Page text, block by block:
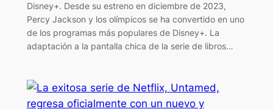
Disney+. Desde su estreno en diciembre de 2023,
Percy Jackson y los olímpicos se ha convertido en uno
de los programas más populares de Disney+. La
adaptación a la pantalla chica de la serie de libros…